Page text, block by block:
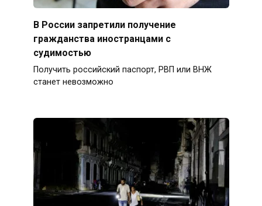
В России запретили получение
гражданства иностранцами с
судимостью
Получить российский паспорт, РВП или ВНЖ
станет невозможно